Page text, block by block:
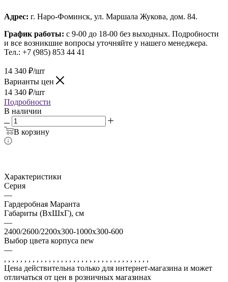
Адрес: г. Наро-Фоминск, ул. Маршала Жукова, дом. 84.
График работы: с 9-00 до 18-00 без выходных. Подробности
и все возникшие вопросы уточняйте у нашего менеджера.
Тел.: +7 (985) 853 44 41
14 340 ₽/шт
Варианты цен
14 340 ₽/шт
Подробности
В наличии
В корзину
Характеристики
Серия
—
Гардеробная Маранта
Габариты (ВхШхГ), см
—
2400/2600/2200x300-1000х300-600
Выбор цвета корпуса new
—
, , , , , , , , , , , , , , , , , , , , , , , , , , , , , , , , , , , ,
Цена действительна только для интернет-магазина и может
отличаться от цен в розничных магазинах